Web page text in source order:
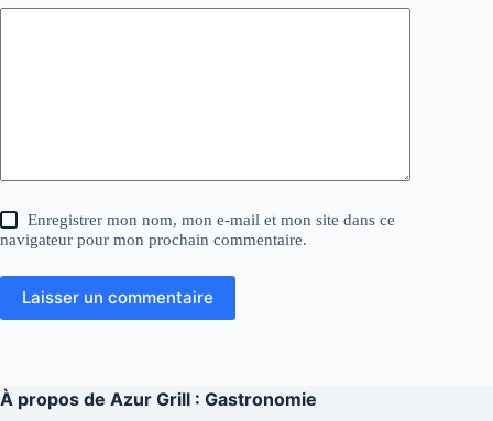
Enregistrer mon nom, mon e-mail et mon site dans ce
navigateur pour mon prochain commentaire.
Laisser un commentaire
À propos de Azur Grill : Gastronomie